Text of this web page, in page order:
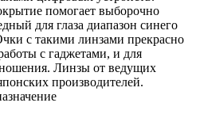
помогает выборочно
для глаза диапазон синего
с такими линзами прекрасно
с гаджетами, и для
Линзы от ведущих
производителей.